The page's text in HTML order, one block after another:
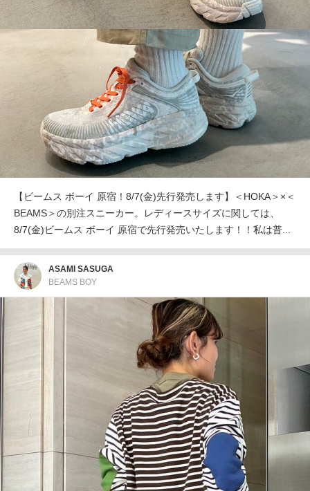
【ビームス ボーイ 原宿！8/7(金)先行発売します】＜HOKA＞×＜
BEAMS＞の別注スニーカー。レディースサイズに関しては、
8/7(金)ビームス ボーイ 原宿で先行発売いたします！！私は普...
ASAMI SASUGA
BEAMS BOY